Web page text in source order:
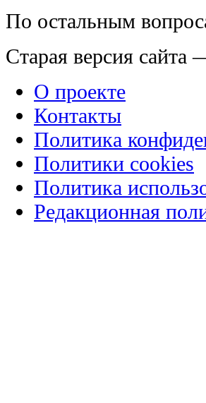
По остальным
Старая версия сайта
О проекте
Контакты
Политика
Политики cookies
Политика
Редакционная